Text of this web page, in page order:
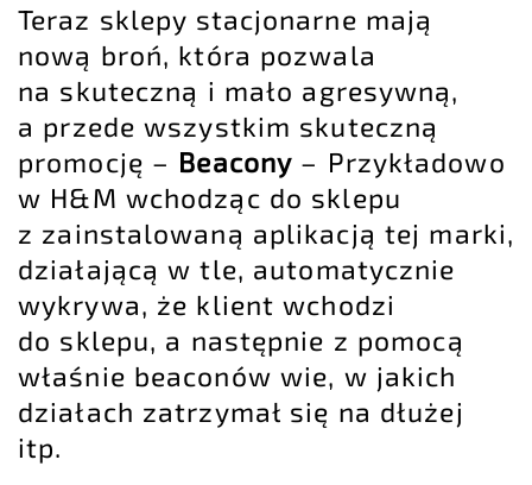
Teraz sklepy stacjonarne mają
nową broń, która pozwala
na skuteczną i mało agresywną,
a przede wszystkim skuteczną
promocję – Beacony – Przykładowo
w H&M wchodząc do sklepu
z zainstalowaną aplikacją tej marki,
działającą w tle, automatycznie
wykrywa, że klient wchodzi
do sklepu, a następnie z pomocą
właśnie beaconów wie, w jakich
działach zatrzymał się na dłużej
itp.